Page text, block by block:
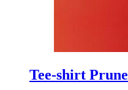
Tee-shirt Prune